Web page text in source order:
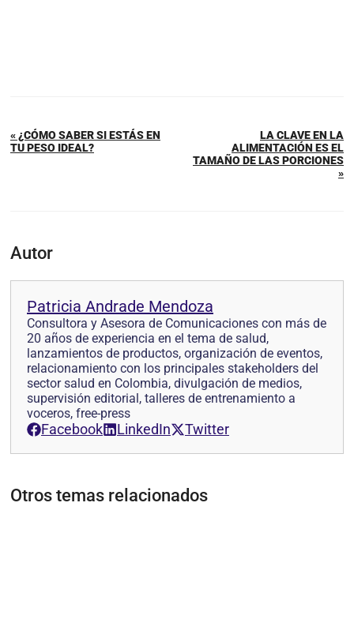
« ¿CÓMO SABER SI ESTÁS EN
TU PESO IDEAL?
LA CLAVE EN LA
ALIMENTACIÓN ES EL
TAMAÑO DE LAS PORCIONES
»
Autor
Patricia Andrade Mendoza
Consultora y Asesora de Comunicaciones con más de
20 años de experiencia en el tema de salud,
lanzamientos de productos, organización de eventos,
relacionamiento con los principales stakeholders del
sector salud en Colombia, divulgación de medios,
supervisión editorial, talleres de entrenamiento a
voceros, free-press
Facebook LinkedIn Twitter
Otros temas relacionados